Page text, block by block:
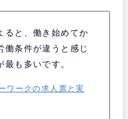
ると、働き始めてか
働条件が違うと感じ
も多いです。
ワークの求人票と実